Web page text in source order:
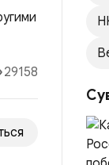
29158